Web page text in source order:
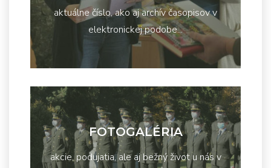
aktuálne číslo, ako aj archív časopisov v
elektronickej podobe...
FOTOGALÉRIA
akcie, podujatia, ale aj bežný život u nás v